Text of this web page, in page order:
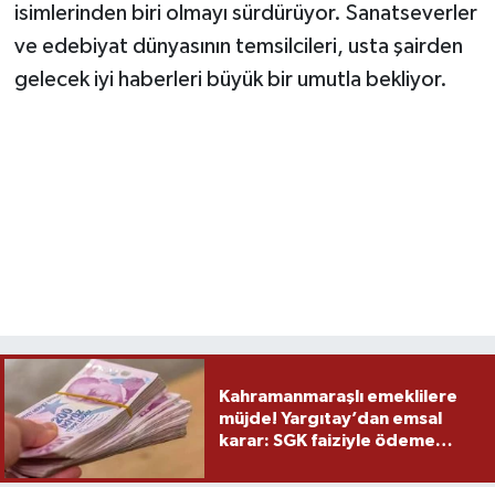
isimlerinden biri olmayı sürdürüyor. Sanatseverler
ve edebiyat dünyasının temsilcileri, usta şairden
gelecek iyi haberleri büyük bir umutla bekliyor.
Kahramanmaraşlı emeklilere
müjde! Yargıtay’dan emsal
karar: SGK faiziyle ödeme